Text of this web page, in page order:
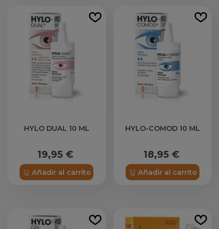
HYLO DUAL 10 ML
19,95 €
Añadir al carrito
HYLO-COMOD 10 ML
18,95 €
Añadir al carrito